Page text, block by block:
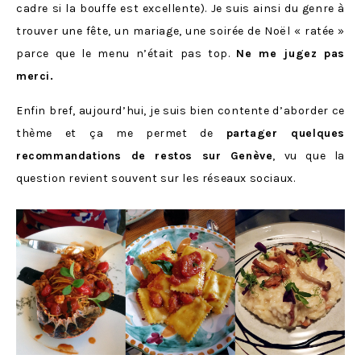
cadre si la bouffe est excellente). Je suis ainsi du genre à
trouver une fête, un mariage, une soirée de Noël « ratée »
parce que le menu n’était pas top. Ne me jugez pas
merci.
Enfin bref, aujourd’hui, je suis bien contente d’aborder ce
thème et ça me permet de partager quelques
recommandations de restos sur Genève, vu que la
question revient souvent sur les réseaux sociaux.